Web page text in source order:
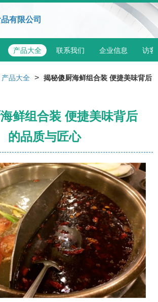
有限公司
产品大全 联系我们 企业信息 访客
产品大全 > 揭秘傻厨海鲜组合装 便捷美味背后
鲜组合装 便捷美味背后
的品质与匠心